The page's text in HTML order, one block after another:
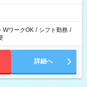
WワークOK / シフト勤務 /
詳細へ